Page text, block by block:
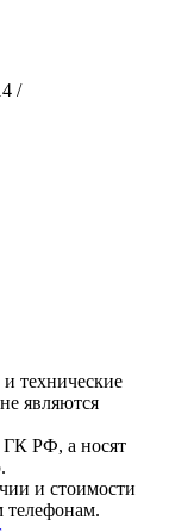
/
технические
являются
ГК РФ, а носят
и стоимости
телефонам.